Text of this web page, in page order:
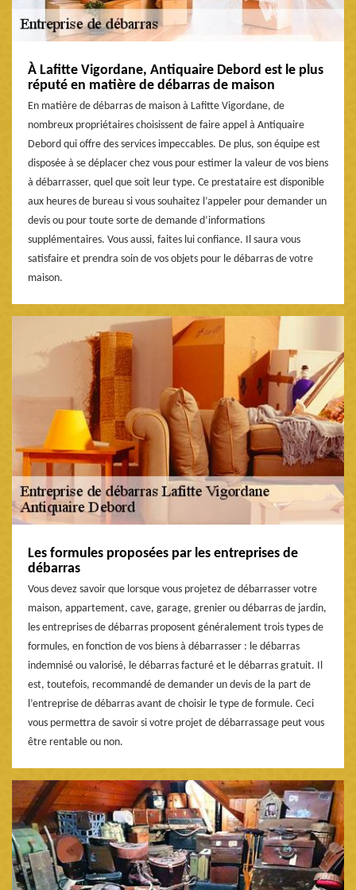
À Lafitte Vigordane, Antiquaire Debord est le plus
réputé en matière de débarras de maison
En matière de débarras de maison à Lafitte Vigordane, de
nombreux propriétaires choisissent de faire appel à Antiquaire
Debord qui offre des services impeccables. De plus, son équipe est
disposée à se déplacer chez vous pour estimer la valeur de vos biens
à débarrasser, quel que soit leur type. Ce prestataire est disponible
aux heures de bureau si vous souhaitez l’appeler pour demander un
devis ou pour toute sorte de demande d’informations
supplémentaires. Vous aussi, faites lui confiance. Il saura vous
satisfaire et prendra soin de vos objets pour le débarras de votre
maison.
Les formules proposées par les entreprises de
débarras
Vous devez savoir que lorsque vous projetez de débarrasser votre
maison, appartement, cave, garage, grenier ou débarras de jardin,
les entreprises de débarras proposent généralement trois types de
formules, en fonction de vos biens à débarrasser : le débarras
indemnisé ou valorisé, le débarras facturé et le débarras gratuit. Il
est, toutefois, recommandé de demander un devis de la part de
l’entreprise de débarras avant de choisir le type de formule. Ceci
vous permettra de savoir si votre projet de débarrassage peut vous
être rentable ou non.